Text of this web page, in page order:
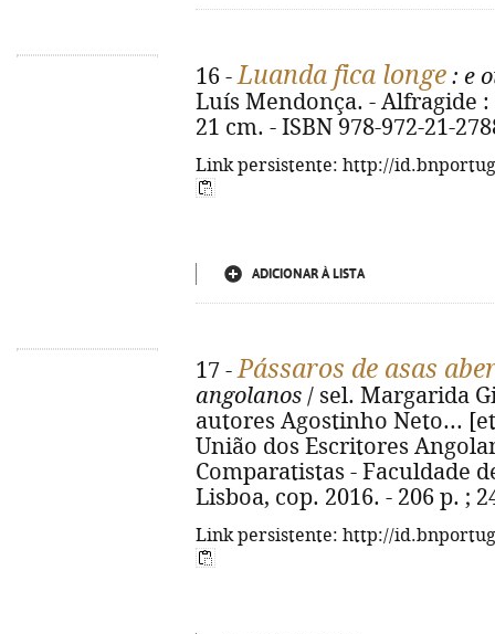
16 -Luanda fica longe : e
Luís Mendonça. - Alfragide :
21 cm. - ISBN 978-972-21-
Link persistente: http://
ADICIONAR À LISTA
17 -Pássaros de asas
angolanos / sel. Margarida
autores Agostinho Neto...
União dos Escritores
Comparatistas - Faculdade
Lisboa, cop. 2016. - 206 p. ;
Link persistente: http://